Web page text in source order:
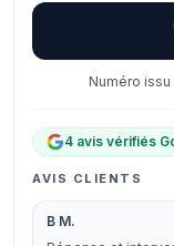
Numéro
4 avis vérifiés
AVIS CLIENTS
B M.